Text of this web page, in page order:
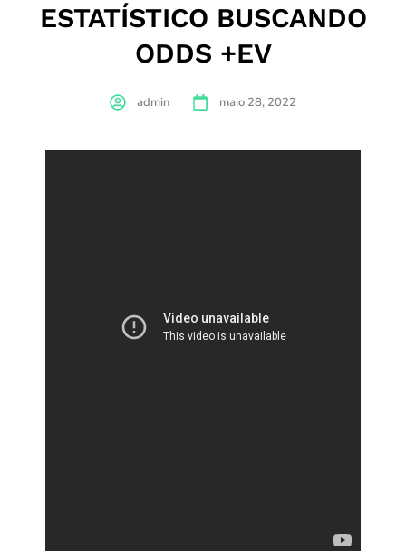
ESTATÍSTICO BUSCANDO
ODDS +EV
admin maio 28, 2022